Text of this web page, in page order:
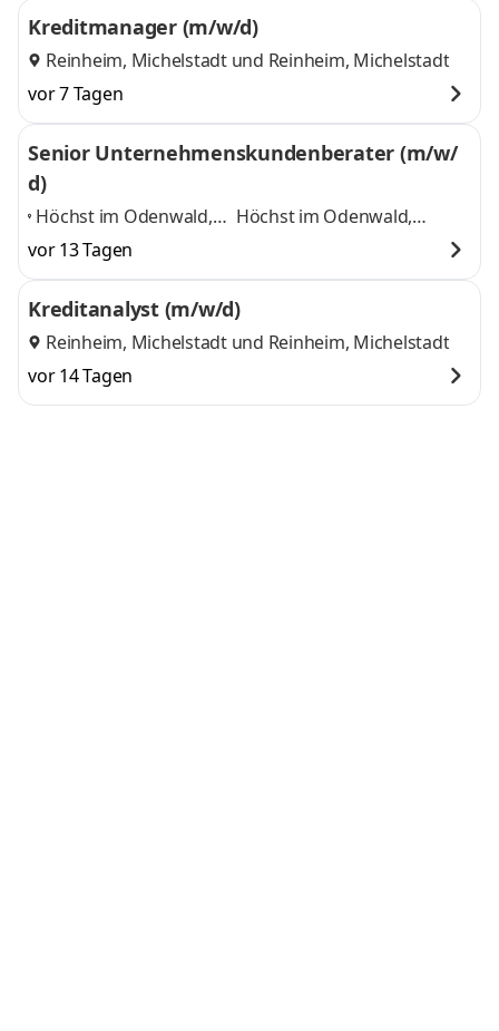
Kreditmanager (m/w/d)
Reinheim, Michelstadtund Reinheim, Michelstadt
vor 7 Tagen
Senior Unternehmenskundenberater (m/w/
d)
Höchst im Odenwald,
Miltenberg, Michelstadt,
Umstadt, Homeoffice
Höchst im Odenwald,
Homeoffice
vor 13 Tagen
Kreditanalyst (m/w/d)
Reinheim, Michelstadtund Reinheim, Michelstadt
vor 14 Tagen